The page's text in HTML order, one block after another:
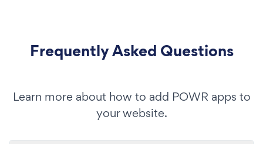
Frequently Asked Questions
Learn more about how to add POWR apps to
your website.